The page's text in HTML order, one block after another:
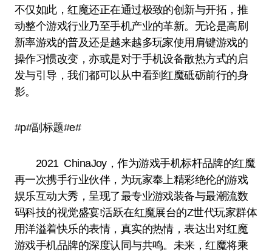
不仅如此，红魔还正在通过极致的创新与开拓，推
动整个游戏行业乃至手机产业的革新。无论是高刷
新率游戏的普及还是越来越多玩家使用肩键游戏的
操作习惯改变，亦或是对于手机设备散热方式的启
发与引导，我们都可以从中看到红魔砥砺前行的身
影。
#p#副标题#e#
2021 ChinaJoy，作为游戏手机标杆品牌的红魔
再一次携手行业伙伴，为玩家奉上精彩绝伦的游戏
娱乐互动大秀，呈现了最专业游戏装备与最潮流数
码科技的视觉盛宴!活跃在红魔展台的Z世代玩家群体
用洋溢着快乐的表情，真实的热情，表达出对红魔
游戏手机品牌的深度认同与共鸣。未来，红魔将乘